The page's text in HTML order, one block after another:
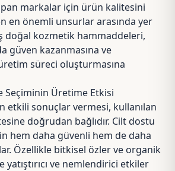
markalar için ürün kalitesini
en önemli unsurlar arasında yer
doğal kozmetik hammaddeleri,
güven kazanmasına ve
süreci oluşturmasına
Seçiminin Üretime Etkisi
etkili sonuçlar vermesi, kullanılan
doğrudan bağlıdır. Cilt dostu
hem daha güvenli hem de daha
Özellikle bitkisel özler ve organik
yatıştırıcı ve nemlendirici etkiler